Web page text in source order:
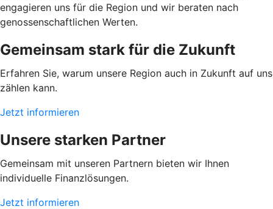
engagieren uns für die Region und wir beraten nach
genossenschaftlichen Werten.
Gemeinsam stark für die Zukunft
Erfahren Sie, warum unsere Region auch in Zukunft auf uns
zählen kann.
Jetzt informieren
Unsere starken Partner
Gemeinsam mit unseren Partnern bieten wir Ihnen
individuelle Finanzlösungen.
Jetzt informieren